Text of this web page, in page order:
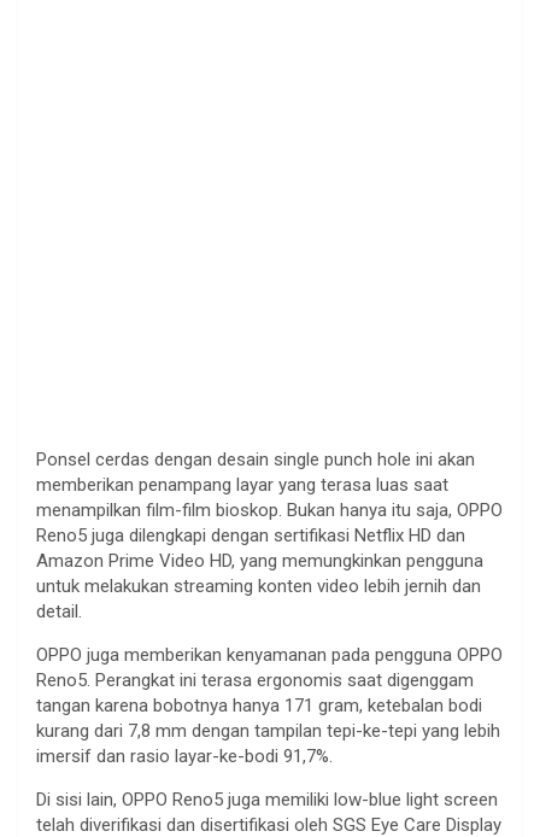
Ponsel cerdas dengan desain single punch hole ini akan
memberikan penampang layar yang terasa luas saat
menampilkan film-film bioskop. Bukan hanya itu saja, OPPO
Reno5 juga dilengkapi dengan sertifikasi Netflix HD dan
Amazon Prime Video HD, yang memungkinkan pengguna
untuk melakukan streaming konten video lebih jernih dan
detail.
OPPO juga memberikan kenyamanan pada pengguna OPPO
Reno5. Perangkat ini terasa ergonomis saat digenggam
tangan karena bobotnya hanya 171 gram, ketebalan bodi
kurang dari 7,8 mm dengan tampilan tepi-ke-tepi yang lebih
imersif dan rasio layar-ke-bodi 91,7%.
Di sisi lain, OPPO Reno5 juga memiliki low-blue light screen
telah diverifikasi dan disertifikasi oleh SGS Eye Care Display